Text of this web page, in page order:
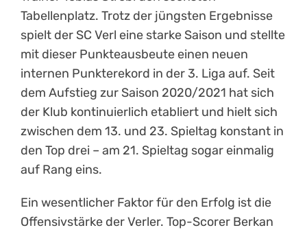
Tabellenplatz. Trotz der jüngsten Ergebnisse
spielt der SC Verl eine starke Saison und stellte
mit dieser Punkteausbeute einen neuen
internen Punkterekord in der 3. Liga auf. Seit
dem Aufstieg zur Saison 2020/2021 hat sich
der Klub kontinuierlich etabliert und hielt sich
zwischen dem 13. und 23. Spieltag konstant in
den Top drei – am 21. Spieltag sogar einmalig
auf Rang eins.
Ein wesentlicher Faktor für den Erfolg ist die
Offensivstärke der Verler. Top-Scorer Berkan